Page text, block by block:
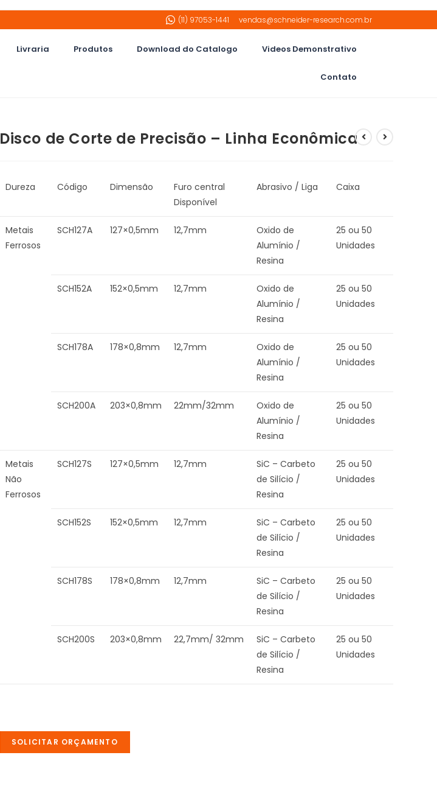
(11) 97053-1441 vendas@schneider-research.com.br
Livraria Produtos Download do Catalogo Videos Demonstrativo
Contato
Disco de Corte de Precisão – Linha Econômica
Dureza Código Dimensão
Furo central
Disponível
Abrasivo / Liga Caixa
Metais
Ferrosos
SCH127A 127×0,5mm 12,7mm
Oxido de
Alumínio /
Resina
25 ou 50
Unidades
SCH152A 152×0,5mm 12,7mm
Oxido de
Alumínio /
Resina
25 ou 50
Unidades
SCH178A 178×0,8mm 12,7mm
Oxido de
Alumínio /
Resina
25 ou 50
Unidades
SCH200A 203×0,8mm 22mm/32mm
Oxido de
Alumínio /
Resina
25 ou 50
Unidades
Metais
Não
Ferrosos
SCH127S 127×0,5mm 12,7mm
SiC – Carbeto
de Silício /
Resina
25 ou 50
Unidades
SCH152S 152×0,5mm 12,7mm
SiC – Carbeto
de Silício /
Resina
25 ou 50
Unidades
SCH178S 178×0,8mm 12,7mm
SiC – Carbeto
de Silício /
Resina
25 ou 50
Unidades
SCH200S 203×0,8mm 22,7mm/ 32mm
SiC – Carbeto
de Silício /
Resina
25 ou 50
Unidades
SOLICITAR ORÇAMENTO